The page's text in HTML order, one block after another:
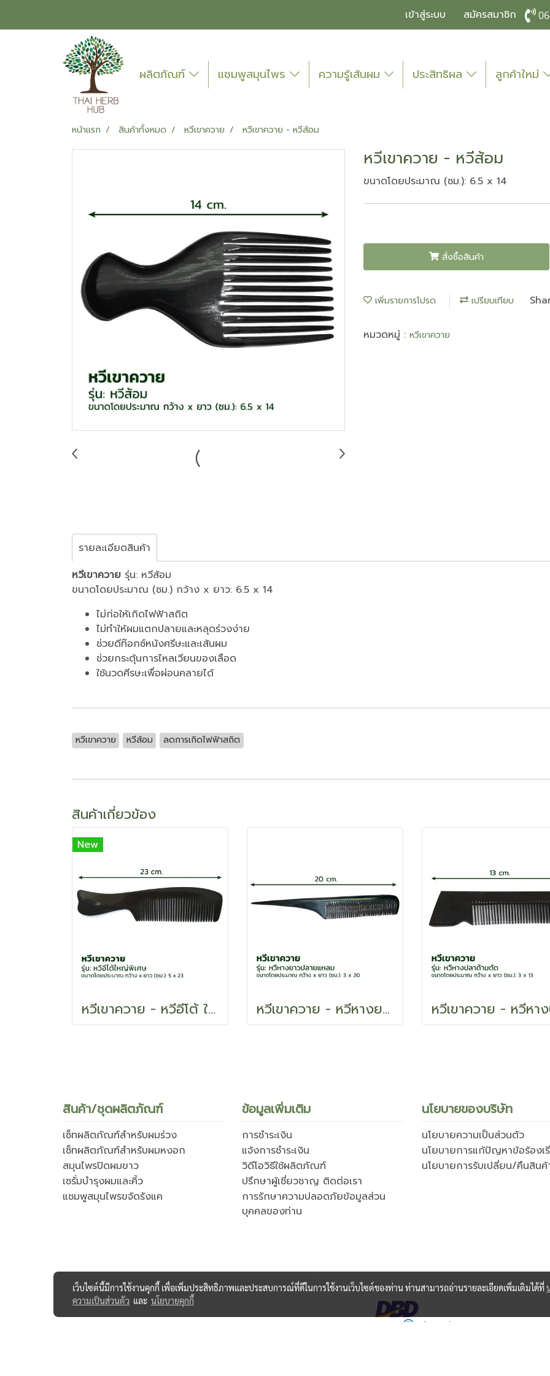
เข้าสู่ระบบ สมัครสมาชิก
ผลิตภัณฑ์ แชมพูสมุนไพร ความรู้เส้นผม ประสิทธิผล ลูกค้าใหม่
หน้าแรก สินค้าทั้งหมด หวีเขาควาย หวีเขาควาย - หวีส้อม
หวีเขาควาย - หวีส้อม
ขนาดโดยประมาณ (ซม.): 6.5 x 14
สั่งซื้อสินค้า
เพิ่มรายการโปรด เปรียบเทียบ
หมวดหมู่ : หวีเขาควาย
รายละเอียดสินค้า
หวีเขาควาย รุ่น: หวีส้อม
ขนาดโดยประมาณ (ซม.) กว้าง x ยาว: 6.5 x 14
ไม่ก่อให้เกิดไฟฟ้าสถิต
ไม่ทำให้ผมแตกปลายและหลุดร่วงง่าย
ช่วยดีท๊อกซ์หนังศรีษะและเส้นผม
ช่วยกระตุ้นการไหลเวียนของเลือด
ใช้นวดศีรษะเพื่อผ่อนคลายได้
หวีเขาควาย หวีส้อม ลดการเกิดไฟฟ้าสถิต
สินค้าเกี่ยวข้อง
New
หวีเขาควาย - หวีอีโต้ ใหญ่พิเศษ หวีเขาควาย - หวีหางยาวปลายแหลม
สินค้า/ชุดผลิตภัณฑ์
เซ็ทผลิตภัณฑ์สำหรับผมร่วง
เซ็ทผลิตภัณฑ์สำหรับผมหงอก
สมุนไพรปิดผมขาว
เซรั่มบำรุงผมและคิ้ว
แชมพูสมุนไพรขจัดรังแค
ข้อมูลเพิ่มเติม
การชำระเงิน
แจ้งการชำระเงิน
วิดีโอวิธีใช้ผลิตภัณฑ์
ปรึกษาผู้เชี่ยวชาญ ติดต่อเรา
การรักษาความปลอดภัยข้อมูลส่วน
บุคคลของท่าน
นโยบายของบริษัท
นโยบายความเป็นส่วนตัว
นโยบายการแก้ปัญหาข้อร้องเ
นโยบายการรับเปลี่ยน/คืนสินค้
เว็บไซต์นี้มีการใช้งานคุกกี้ เพื่อเพิ่มประสิทธิภาพและประสบการณ์ที่ดีในการใช้งานเว็บไซต์ของท่าน ท่านสามารถอ่านรายละเอียดเพิ่มเติมได้ที่
ความเป็นส่วนตัว และ นโยบายคุกกี้